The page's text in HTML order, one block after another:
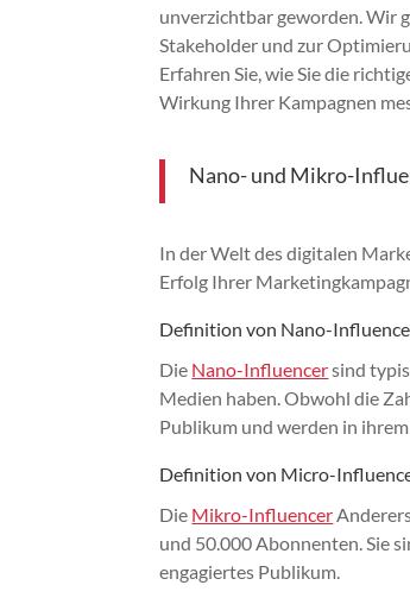
unverzichtbar geworden. Wir
Stakeholder und zur
Erfahren Sie, wie Sie die
Wirkung Ihrer Kampagnen
Nano- und Mikro-
In der Welt des digitalen
Erfolg Ihrer
Definition von Nano-
Die Nano-Influencersind
Medien haben. Obwohl die
Publikum und werden in
Definition von Micro-
Die Mikro-Influencer
und 50.000 Abonnenten. Sie
engagiertes Publikum.